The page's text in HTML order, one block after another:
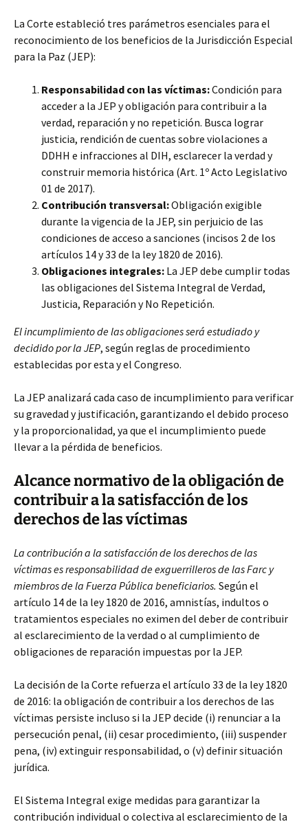
La Corte estableció tres parámetros esenciales para el
reconocimiento de los beneficios de la Jurisdicción Especial
para la Paz (JEP):
Responsabilidad con las víctimas:Condición para
acceder a la JEP y obligación para contribuir a la
verdad, reparación y no repetición. Busca lograr
justicia, rendición de cuentas sobre violaciones a
DDHH e infracciones al DIH, esclarecer la verdad y
construir memoria histórica (Art. 1º Acto Legislativo
01 de 2017).
Contribución transversal:Obligación exigible
durante la vigencia de la JEP, sin perjuicio de las
condiciones de acceso a sanciones (incisos 2 de los
artículos 14 y 33 de la ley 1820 de 2016).
Obligaciones integrales: La JEP debe cumplir todas
las obligaciones del Sistema Integral de Verdad,
Justicia, Reparación y No Repetición.
El incumplimiento de las obligaciones será estudiado y
decidido por la JEP, según reglas de procedimiento
establecidas por esta y el Congreso.
La JEP analizará cada caso de incumplimiento para verificar
su gravedad y justificación, garantizando el debido proceso
y la proporcionalidad, ya que el incumplimiento puede
llevar a la pérdida de beneficios.
Alcance normativo de la obligación de
contribuir a la satisfacción de los
derechos de las víctimas
La contribución a la satisfacción de los derechos de las
víctimas es responsabilidad de exguerrilleros de las Farc y
miembros de la Fuerza Pública beneficiarios. Según el
artículo 14 de la ley 1820 de 2016, amnistías, indultos o
tratamientos especiales no eximen del deber de contribuir
al esclarecimiento de la verdad o al cumplimiento de
obligaciones de reparación impuestas por la JEP.
La decisión de la Corte refuerza el artículo 33 de la ley 1820
de 2016: la obligación de contribuir a los derechos de las
víctimas persiste incluso si la JEP decide (i) renunciar a la
persecución penal, (ii) cesar procedimiento, (iii) suspender
pena, (iv) extinguir responsabilidad, o (v) definir situación
jurídica.
El Sistema Integral exige medidas para garantizar la
contribución individual o colectiva al esclarecimiento de la